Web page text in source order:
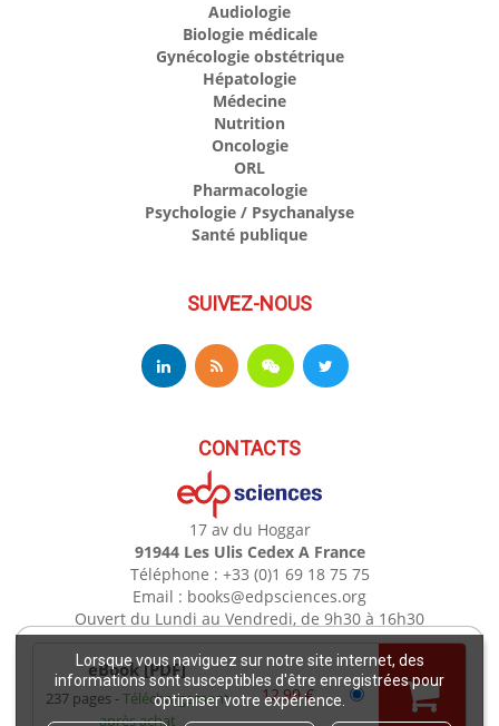
Lorsque vous naviguez sur notre site internet, des
informations sont susceptibles d'être enregistrées pour
optimiser votre expérience.
eBook [PDF]
237 pages
Téléchargement
après achat
12,99 €
Audiologie
Biologie médicale
Gynécologie obstétrique
Hépatologie
Médecine
Nutrition
Oncologie
ORL
Pharmacologie
Psychologie / Psychanalyse
Santé publique
SUIVEZ-NOUS
CONTACTS
17 av du Hoggar
91944 Les Ulis Cedex A France
Téléphone : +33 (0)1 69 18 75 75
Email : books@edpsciences.org
Ouvert du Lundi au Vendredi, de 9h30 à 16h30
Mentions légales